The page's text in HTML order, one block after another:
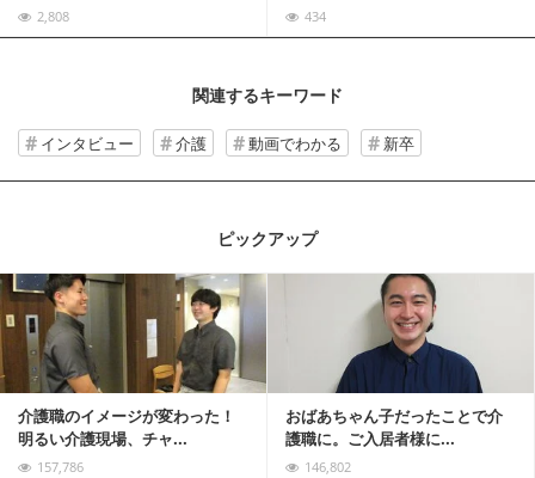
2,808 434
関連するキーワード
インタビュー 介護 動画でわかる 新卒
ピックアップ
介護職のイメージが変わった！
明るい介護現場、チャ...
157,786
おばあちゃん子だったことで介
護職に。ご入居者様に...
146,802
記事を読む